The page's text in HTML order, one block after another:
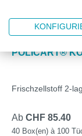
DZ6843
POLICART®
Frischzellstoff 2-
Ab CHF 85.40
40 Box(en) à 100